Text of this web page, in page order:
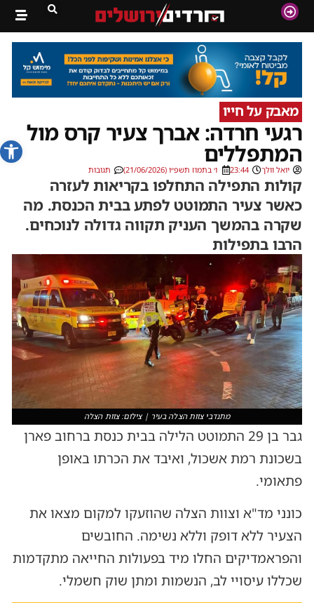
פתח
מאבק על חייו
רגעי חרדה: אברך צעיר קרס מול
המתפללים
יואל וולך 23:44 ו׳ בתמוז תשפ״ו (21/06/2026) תגובות
קולות התפילה התחלפו בקריאות לעזרה
כאשר צעיר התמוטט לפתע בבית הכנסת. מה
שקרה בהמשך העניק תקווה גדולה לנוכחים.
הרבו בתפילות
מתנדבי צוות הצלה בעיר | צילום: צוות הצלה
גבר בן 29 התמוטט הלילה בבית כנסת ברחוב פארן
בשכונת רמת אשכול, ואיבד את הכרתו באופן
פתאומי.
כונני מד"א וצוות הצלה שהוזעקו למקום מצאו את
הצעיר ללא דופק וללא נשימה. החובשים
והפראמדיקים החלו מיד בפעולות החייאה מתקדמות
שכללו עיסויי לב, הנשמות ומתן שוק חשמלי.